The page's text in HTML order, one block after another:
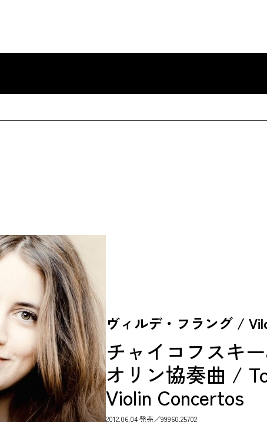
ヴィルデ・フラング /
チャイコフスキ
オリン協奏曲 /
Violin Concertos
2012.06.04 発売／99960.25702